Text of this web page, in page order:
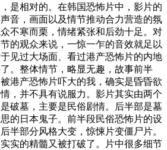
是相对的。在韩国恐怖片中，影片的
音，画面以及情节推动合力营造的氛
不寒而栗，情绪紧张和后劲十足。对
的观众来说，一惊一乍的音效就足以
见过大场面、看过港产恐怖片的内地
。整体情节，略显无趣，故事前半
港产恐怖片吓大的我，确实是昏昏欲
，并不具有说服力。影片其实由两个
破墓，主要是民俗剧情。后半部是墓
的日本鬼子。前半段民俗恐怖片的设
半部分风格大变，惊悚片变僵尸片。
实的精髓又被打破了。片中很多细节